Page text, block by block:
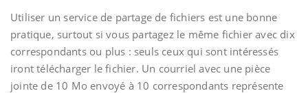
Utiliser un service de partage de fichiers est une bonne
pratique, surtout si vous partagez le même fichier avec dix
correspondants ou plus : seuls ceux qui sont intéressés
iront télécharger le fichier. Un courriel avec une pièce
jointe de 10 Mo envoyé à 10 correspondants représente